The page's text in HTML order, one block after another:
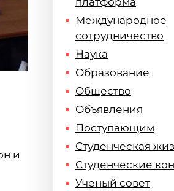
и
Международное
сотрудничество
Наука
Образование
Общество
Объявления
Поступающим
Студенческая
Студенческие
Ученый совет